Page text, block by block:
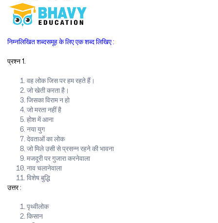
निम्नलिखित शब्दसमूह के लिए एक शब्द लिखिए :
प्रश्न 1.
वह लोक जिस पर हम रहते हैं।
जो खेती करता है।
जिसका विराम न हो
जो मरता नहीं है
होश में आना
नया युग
देवताओं का लोक
जो मिले उसी से प्रसन्न रहने की भावना
मजदूरी पर गुजारा करनेवाला
नाव चलानेवाला
विशेष बुद्धि
उत्तर :
पृथ्वीलोक
किसान